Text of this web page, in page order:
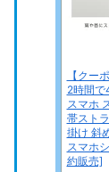
【クー
2時間
スマホ
帯スト
掛け 斜
スマホ
約販売]